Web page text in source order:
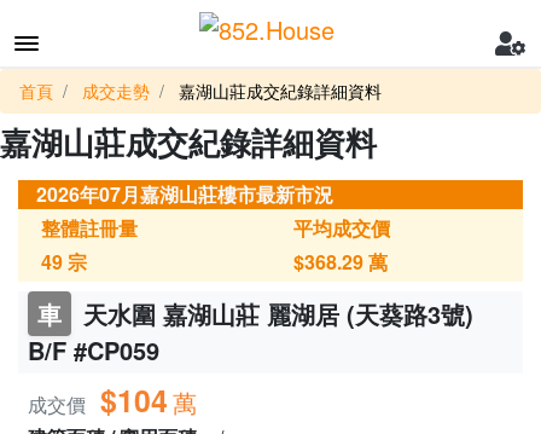
首頁 成交走勢 嘉湖山莊成交紀錄詳細資料
嘉湖山莊成交紀錄詳細資料
2026年07月嘉湖山莊樓市最新市況
整體註冊量
49宗
平均成交價
$368.29萬
車
天水圍 嘉湖山莊 麗湖居 (天葵路3號)
B/F #CP059
成交價 $104萬